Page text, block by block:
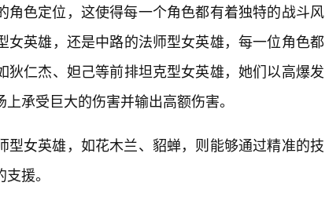
角色定位，这使得每一个角色都有着独特的战斗风
女英雄，还是中路的法师型女英雄，每一位角色都
狄仁杰、妲己等前排坦克型女英雄，她们以高爆发
承受巨大的伤害并输出高额伤害。
型女英雄，如花木兰、貂蝉，则能够通过精准的技
援。